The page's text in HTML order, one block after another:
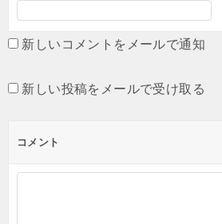
新しいコメントをメールで通知
新しい投稿をメールで受け取る
コメント